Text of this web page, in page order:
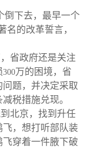
倒下去，最早一个
名的改革誓言，
省政府还是关注
300万的困境，省
题，并决定采取
税措施兑现。
北京，找到升任
，想打听部队装
飞穿着一件腋下破